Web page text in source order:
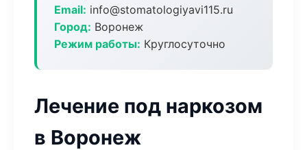
Email: info@stomatologiyavi115.ru
Город: Воронеж
Режим работы: Круглосуточно
Лечение под наркозом
в Воронеж